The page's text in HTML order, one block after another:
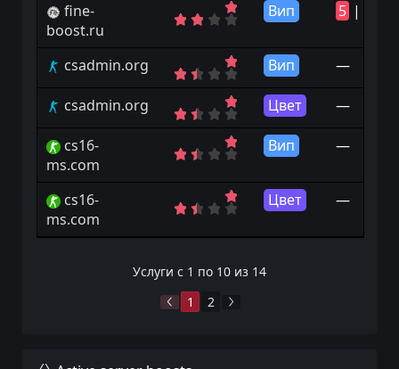
fine-
boost.ru
Вип 5 |
csadmin.org Вип —
csadmin.org Цвет —
cs16-
ms.com
Вип —
cs16-
ms.com
Цвет —
Услуги с 1 по 10 из 14
1
2